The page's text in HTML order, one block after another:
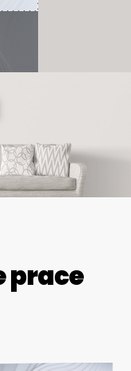
prace